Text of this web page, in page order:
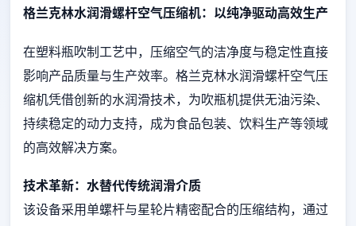
格兰克林水润滑螺杆空气压缩机：以纯净驱动高效生产
在塑料瓶吹制工艺中，压缩空气的洁净度与稳定性直接
影响产品质量与生产效率。格兰克林水润滑螺杆空气压
缩机凭借创新的水润滑技术，为吹瓶机提供无油污染、
持续稳定的动力支持，成为食品包装、饮料生产等领域
的高效解决方案。
技术革新：水替代传统润滑介质
该设备采用单螺杆与星轮片精密配合的压缩结构，通过